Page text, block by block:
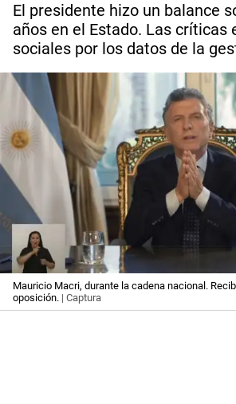
El presidente hizo un balance
años en el Estado. Las críticas
sociales por los datos de la
Mauricio Macri, durante la cadena nacional.
oposición. | Captura